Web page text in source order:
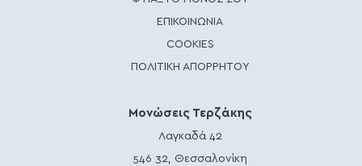
ΕΠΙΚΟΙΝΩΝΙΑ
COOKIES
ΠΟΛΙΤΙΚΗ ΑΠΟΡΡΗΤΟΥ
Μονώσεις Τερζάκης
Λαγκαδά 42
546 32, Θεσσαλονίκη